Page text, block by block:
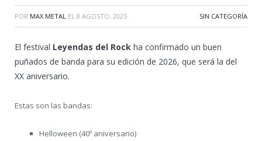
POR MAX METAL EL 8 AGOSTO, 2025 SIN CATEGORÍA
El festival Leyendas del Rock ha confirmado un buen
puñados de banda para su edición de 2026, que será la del
XX aniversario.
Estas son las bandas:
Helloween (40º aniversario)